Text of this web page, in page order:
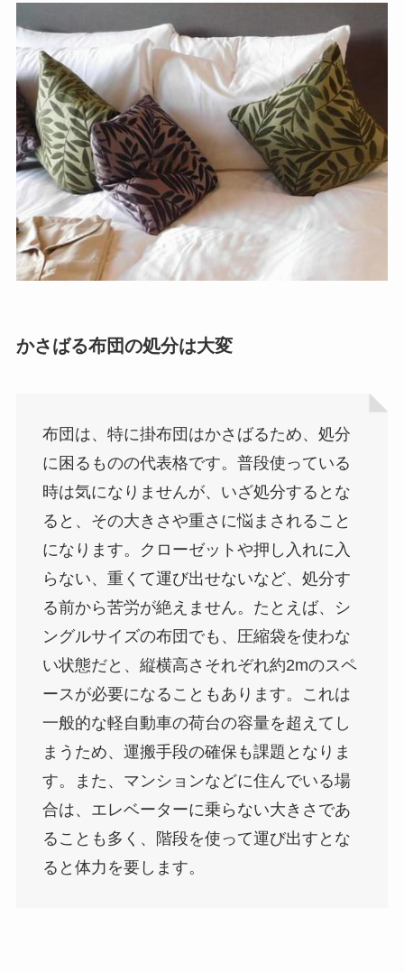
かさばる布団の処分は大変
布団は、特に掛布団はかさばるため、処分
に困るものの代表格です。普段使っている
時は気になりませんが、いざ処分するとな
ると、その大きさや重さに悩まされること
になります。クローゼットや押し入れに入
らない、重くて運び出せないなど、処分す
る前から苦労が絶えません。たとえば、シ
ングルサイズの布団でも、圧縮袋を使わな
い状態だと、縦横高さそれぞれ約2mのスペ
ースが必要になることもあります。これは
一般的な軽自動車の荷台の容量を超えてし
まうため、運搬手段の確保も課題となりま
す。また、マンションなどに住んでいる場
合は、エレベーターに乗らない大きさであ
ることも多く、階段を使って運び出すとな
ると体力を要します。